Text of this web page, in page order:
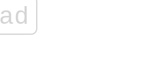
ad